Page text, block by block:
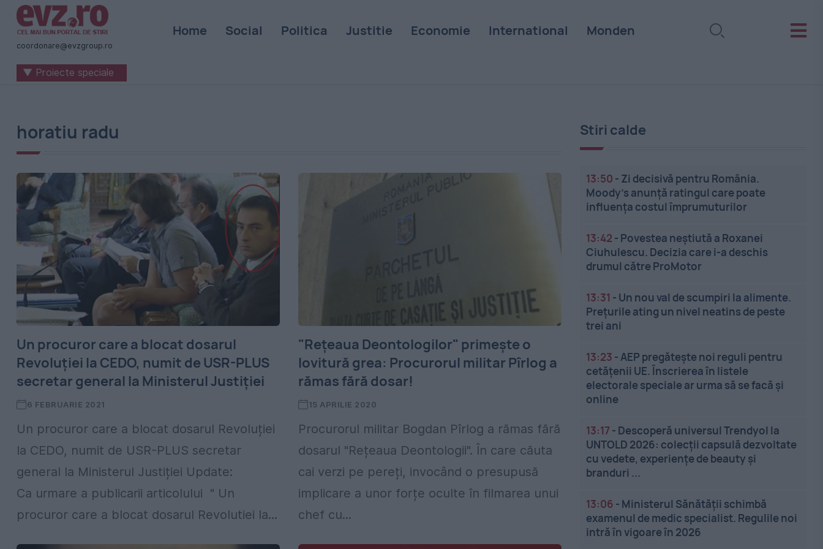
Știri
naționale
internaționale
România
-
Zilei
coordonare@evzgroup.ro
Home Social Politica Justitie Economie International Monden
▼ Proiecte speciale
horatiu radu
Un procuror care a blocat dosarul
Revoluției la CEDO, numit de USR-PLUS
secretar general la Ministerul Justiției
6 FEBRUARIE 2021
Un procuror care a blocat dosarul Revoluției
la CEDO, numit de USR-PLUS secretar
general la Ministerul Justiției Update:
Ca urmare a publicarii articolului " Un
procuror care a blocat dosarul Revolutiei la...
"Rețeaua Deontologilor" primește o
lovitură grea: Procurorul militar Pîrlog a
rămas fără dosar!
15 APRILIE 2020
Procurorul militar Bogdan Pîrlog a rămas fără
dosarul "Rețeaua Deontologii". În care căuta
cai verzi pe pereți, invocând o presupusă
implicare a unor forțe oculte în filmarea unui
chef cu...
Stiri calde
13:50 - Zi decisivă pentru România.
Moody’s anunță ratingul care poate
influența costul împrumuturilor
13:42 - Povestea neștiută a Roxanei
Ciuhulescu. Decizia care i-a deschis
drumul către ProMotor
13:31 - Un nou val de scumpiri la alimente.
Prețurile ating un nivel neatins de peste
trei ani
13:23 -AEP pregătește noi reguli pentru
cetățenii UE. Înscrierea în listele
electorale speciale ar urma să se facă și
online
13:17 - Descoperă universul Trendyol la
UNTOLD 2026: colecții capsulă dezvoltate
cu vedete, experiențe de beauty și
branduri ...
13:06 - Ministerul Sănătății schimbă
examenul de medic specialist. Regulile noi
intră în vigoare în 2026